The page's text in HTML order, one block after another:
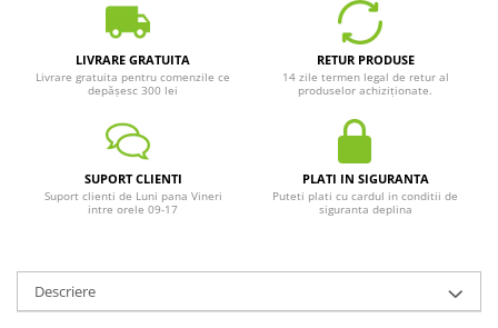
LIVRARE GRATUITA
Livrare gratuita pentru comenzile ce
depășesc 300 lei
RETUR PRODUSE
14 zile termen legal de retur al
produselor achiziționate.
SUPORT CLIENTI
Suport clienti de Luni pana Vineri
intre orele 09-17
PLATI IN SIGURANTA
Puteti plati cu cardul in conditii de
siguranta deplina
Descriere